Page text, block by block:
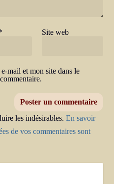
Site web
mail et mon site dans le
les indésirables.En savoir
de vos commentaires sont